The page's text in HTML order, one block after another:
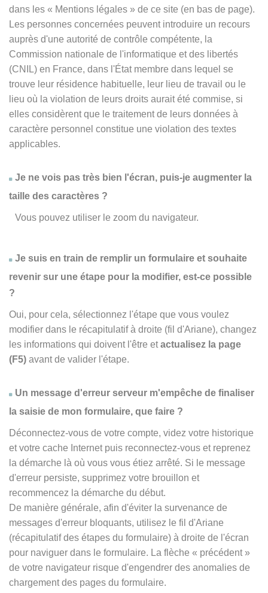
dans les « Mentions légales » de ce site (en bas de page).
Les personnes concernées peuvent introduire un recours
auprès d'une autorité de contrôle compétente, la
Commission nationale de l'informatique et des libertés
(CNIL) en France, dans l'État membre dans lequel se
trouve leur résidence habituelle, leur lieu de travail ou le
lieu où la violation de leurs droits aurait été commise, si
elles considèrent que le traitement de leurs données à
caractère personnel constitue une violation des textes
applicables.
Je ne vois pas très bien l'écran, puis-je augmenter la
taille des caractères ?
Vous pouvez utiliser le zoom du navigateur.
Je suis en train de remplir un formulaire et souhaite
revenir sur une étape pour la modifier, est-ce possible
?
Oui, pour cela, sélectionnez l'étape que vous voulez
modifier dans le récapitulatif à droite (fil d'Ariane), changez
les informations qui doivent l'être etactualisez la page
(F5) avant de valider l'étape.
Un message d'erreur serveur m'empêche de finaliser
la saisie de mon formulaire, que faire ?
Déconnectez-vous de votre compte, videz votre historique
et votre cache Internet puis reconnectez-vous et reprenez
la démarche là où vous vous étiez arrêté. Si le message
d'erreur persiste, supprimez votre brouillon et
recommencez la démarche du début.
De manière générale, afin d'éviter la survenance de
messages d'erreur bloquants, utilisez le fil d'Ariane
(récapitulatif des étapes du formulaire) à droite de l'écran
pour naviguer dans le formulaire. La flèche « précédent »
de votre navigateur risque d'engendrer des anomalies de
chargement des pages du formulaire.